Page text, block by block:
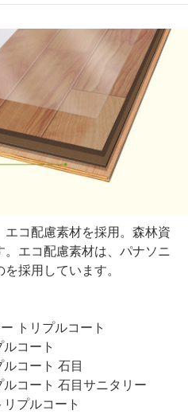
コ配慮素材を採用。森林資
エコ配慮素材は、パナソニ
採用しています。
トリプルコート
コート
コート 石目
コート 石目サニタリー
プルコート